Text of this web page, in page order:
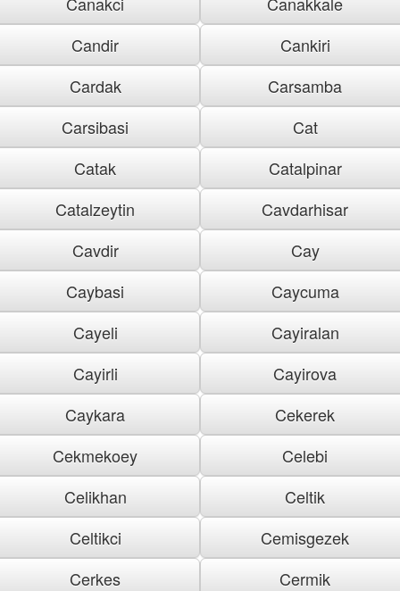
Candir
Cankiri
Cardak
Carsamba
Carsibasi
Cat
Catak
Catalpinar
Catalzeytin
Cavdarhisar
Cavdir
Cay
Caybasi
Caycuma
Cayeli
Cayiralan
Cayirli
Cayirova
Caykara
Cekerek
Cekmekoey
Celebi
Celikhan
Celtik
Celtikci
Cemisgezek
Cerkes
Cermik